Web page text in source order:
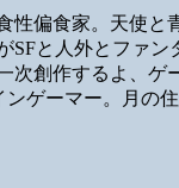
性偏食家。天使と
SFと人外とファン
次創作するよ、ゲ
ンゲーマー。月の